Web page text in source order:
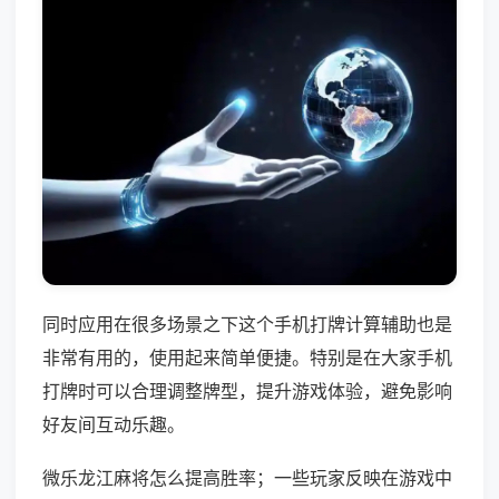
同时应用在很多场景之下这个手机打牌计算辅助也是
非常有用的，使用起来简单便捷。特别是在大家手机
打牌时可以合理调整牌型，提升游戏体验，避免影响
好友间互动乐趣。
微乐龙江麻将怎么提高胜率；一些玩家反映在游戏中